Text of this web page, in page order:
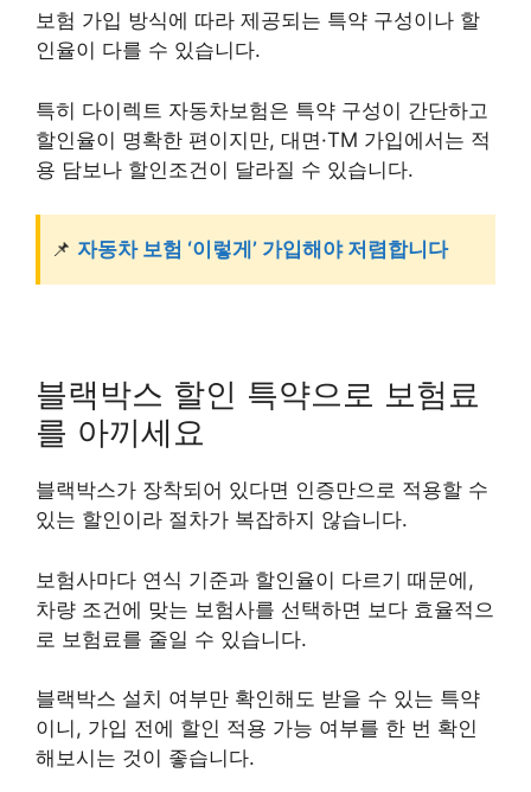
보험 가입 방식에 따라 제공되는 특약 구성이나 할
인율이 다를 수 있습니다.
특히 다이렉트 자동차보험은 특약 구성이 간단하고
할인율이 명확한 편이지만, 대면·TM 가입에서는 적
용 담보나 할인조건이 달라질 수 있습니다.
📌 자동차 보험 ‘이렇게’ 가입해야 저렴합니다
블랙박스 할인 특약으로 보험료
를 아끼세요
블랙박스가 장착되어 있다면 인증만으로 적용할 수
있는 할인이라 절차가 복잡하지 않습니다.
보험사마다 연식 기준과 할인율이 다르기 때문에,
차량 조건에 맞는 보험사를 선택하면 보다 효율적으
로 보험료를 줄일 수 있습니다.
블랙박스 설치 여부만 확인해도 받을 수 있는 특약
이니, 가입 전에 할인 적용 가능 여부를 한 번 확인
해보시는 것이 좋습니다.